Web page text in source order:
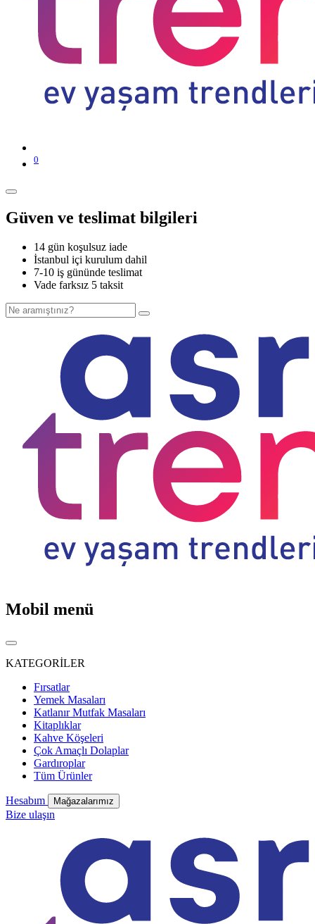
0
Güven ve teslimat bilgileri
14 gün koşulsuz iade
İstanbul içi kurulum dahil
7-10 iş gününde teslimat
Vade farksız 5 taksit
Mobil menü
KATEGORİLER
Fırsatlar
Yemek Masaları
Katlanır Mutfak Masaları
Kitaplıklar
Kahve Köşeleri
Çok Amaçlı Dolaplar
Gardıroplar
Tüm Ürünler
Hesabım Mağazalarımız
Bize ulaşın